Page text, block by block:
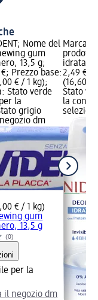
Nome del
gum
13,5 g;
€; Prezzo base:
€ / 1 kg);
Stato verde
la
grigio
dm
€ / 1 kg)
gum
13,5 g
(0)
per la
il negozio dm
Marca:
2,49 €;
(16,60 €
Stato
la